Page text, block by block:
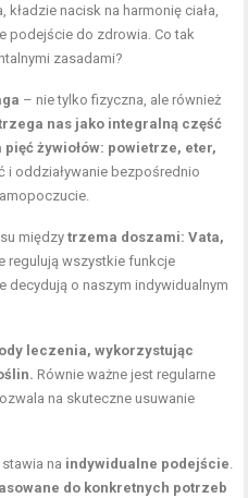
nacisk na harmonię ciała,
podejście do zdrowia. Co tak
zasadami?
– nie tylko fizyczna, ale również
nas jako integralną część
żywiołów: powietrze, eter,
i oddziaływanie bezpośrednio
międzytrzema doszami: Vata,
regulują wszystkie funkcje
decydują o naszym indywidualnym
leczenia, wykorzystując
Równie ważne jest regularne
na skuteczne usuwanie
na indywidualne podejście
do konkretnych potrzeb